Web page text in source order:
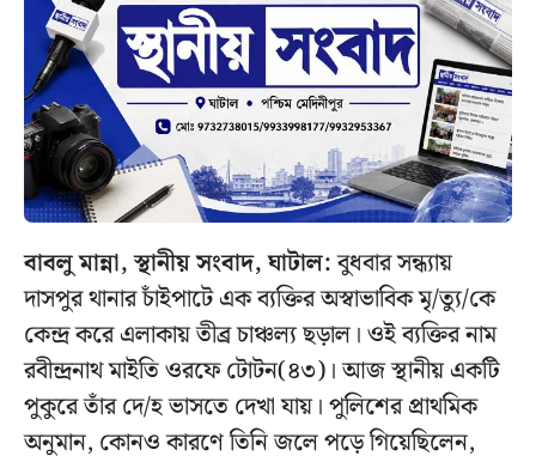
বাবলু মান্না, স্থানীয় সংবাদ, ঘাটাল:বুধবার সন্ধ্যায়
দাসপুর থানার চাঁইপাটে এক ব্যক্তির অস্বাভাবিক মৃ/ত্যু/কে
কেন্দ্র করে এলাকায় তীব্র চাঞ্চল্য ছড়াল। ওই ব্যক্তির নাম
রবীন্দ্রনাথ মাইতি ওরফে টোটন(৪৩)। আজ স্থানীয় একটি
পুকুরে তাঁর দে/হ ভাসতে দেখা যায়। পুলিশের প্রাথমিক
অনুমান, কোনও কারণে তিনি জলে পড়ে গিয়েছিলেন,